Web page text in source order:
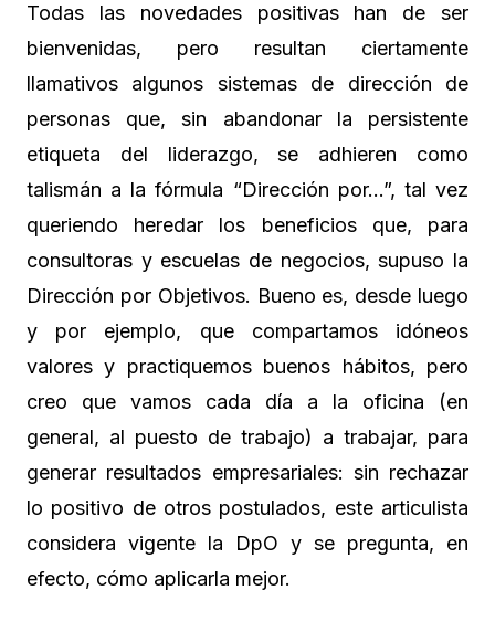
Todas las novedades positivas han de ser
bienvenidas, pero resultan ciertamente
llamativos algunos sistemas de dirección de
personas que, sin abandonar la persistente
etiqueta del liderazgo, se adhieren como
talismán a la fórmula “Dirección por…”, tal vez
queriendo heredar los beneficios que, para
consultoras y escuelas de negocios, supuso la
Dirección por Objetivos. Bueno es, desde luego
y por ejemplo, que compartamos idóneos
valores y practiquemos buenos hábitos, pero
creo que vamos cada día a la oficina (en
general, al puesto de trabajo) a trabajar, para
generar resultados empresariales: sin rechazar
lo positivo de otros postulados, este articulista
considera vigente la DpO y se pregunta, en
efecto, cómo aplicarla mejor.